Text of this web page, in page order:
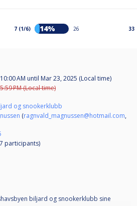
7 (1/6) 14% 26 33
AM until Mar 23, 2025 (Local time)
PM (Local time)
og snookerklubb
(ragnvald_magnussen@hotmail.com,
participants)
biljard og snookerklubb sine